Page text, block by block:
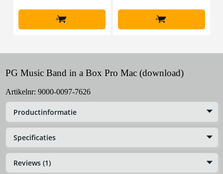
+ +
PG Music Band in a Box Pro Mac (download)
Artikelnr: 9000-0097-7626
Productinformatie
Specificaties
Reviews (1)